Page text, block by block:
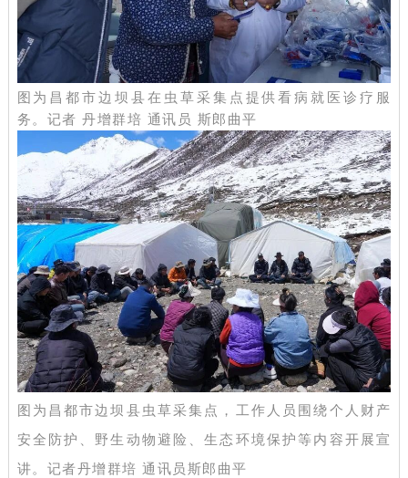
图为昌都市边坝县在虫草采集点提供看病就医诊疗服
务。记者 丹增群培 通讯员 斯郎曲平
图为昌都市边坝县虫草采集点，工作人员围绕个人财产
安全防护、野生动物避险、生态环境保护等内容开展宣
讲。记者丹增群培 通讯员斯郎曲平